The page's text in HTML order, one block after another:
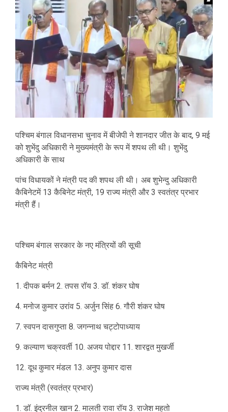
पश्चिम बंगाल विधानसभा चुनाव में बीजेपी ने शानदार जीत के बाद, 9 मई
को शुभेंदु अधिकारी ने मुख्यमंत्री के रूप में शपथ ली थी। शुभेंदु
अधिकारी के साथ
पांच विधायकों ने मंत्री पद की शपथ ली थी। अब शुभेन्दु अधिकारी
कैबिनेटमें 13 कैबिनेट मंत्री, 19 राज्य मंत्री और 3 स्वतंत्र प्रभार
मंत्री हैं।
पश्चिम बंगाल सरकार के नए मंत्रियों की सूची
कैबिनेट मंत्री
1. दीपक बर्मन 2. तपस रॉय 3. डॉ. शंकर घोष
4. मनोज कुमार उरांव 5. अर्जुन सिंह 6. गौरी शंकर घोष
7. स्वपन दासगुप्ता 8. जगन्नाथ चट्टोपाध्याय
9. कल्याण चक्रवर्ती 10. अजय पोद्दार 11. शारद्वत मुखर्जी
12. दूध कुमार मंडल 13. अनुप कुमार दास
राज्य मंत्री (स्वतंत्र प्रभार)
1. डॉ. इंद्रनील खान 2. मालती रावा रॉय 3. राजेश महतो